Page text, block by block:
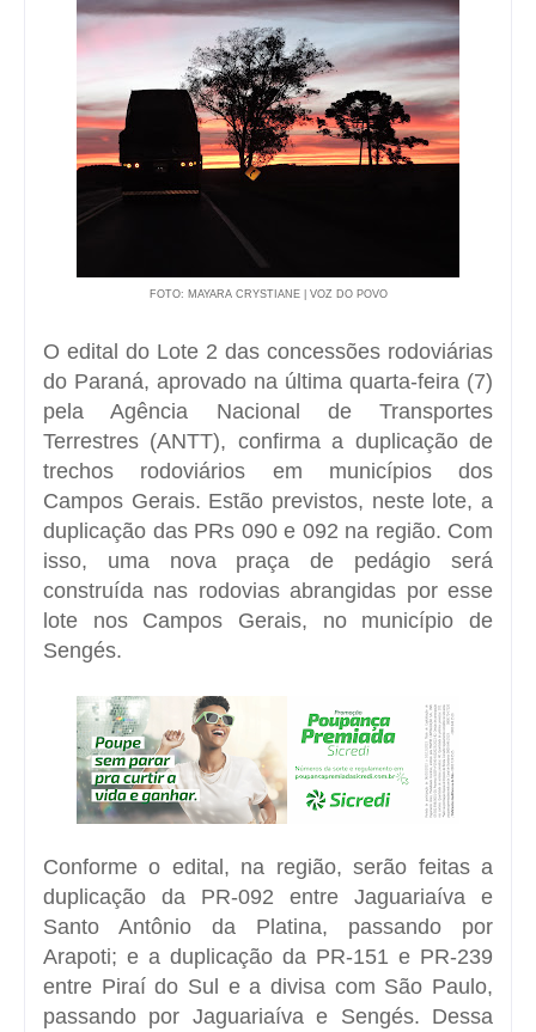
FOTO: MAYARA CRYSTIANE | VOZ DO POVO
O edital do Lote 2 das concessões rodoviárias
do Paraná, aprovado na última quarta-feira (7)
pela Agência Nacional de Transportes
Terrestres (ANTT), confirma a duplicação de
trechos rodoviários em municípios dos
Campos Gerais. Estão previstos, neste lote, a
duplicação das PRs 090 e 092 na região. Com
isso, uma nova praça de pedágio será
construída nas rodovias abrangidas por esse
lote nos Campos Gerais, no município de
Sengés.
Conforme o edital, na região, serão feitas a
duplicação da PR-092 entre Jaguariaíva e
Santo Antônio da Platina, passando por
Arapoti; e a duplicação da PR-151 e PR-239
entre Piraí do Sul e a divisa com São Paulo,
passando por Jaguariaíva e Sengés. Dessa